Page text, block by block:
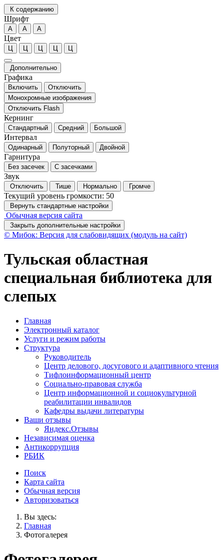
К содержанию
Шрифт
А А А
Цвет
Ц Ц Ц Ц Ц
Дополнительно
Графика
Включить
Отключить
Монохромные изображения
Отключить Flash
Кернинг
Стандартный Средний Большой
Интервал
Одинарный Полуторный Двойной
Гарнитура
Без засечек С засечками
Звук
Отключить Тише Нормально Громче
Текущий уровень громкости: 50
Вернуть стандартные настройки
Обычная версия сайта
Закрыть дополнительные настройки
© Мибок: Версия для слабовидящих (модуль на сайт)
Тульская областная
специальная библиотека для
слепых
Главная
Электронный каталог
Услуги и режим работы
Структура
Руководитель
Центр делового, досугового и адаптивного чтения
Тифлоинформационный центр
Социально-правовая служба
Центр информационной и социокультурной
реабилитации инвалидов
Кафедры выдачи литературы
Ваши отзывы
Яндекс.Отзывы
Независимая оценка
Антикоррупция
РБИК
Поиск
Карта сайта
Обычная версия
Авторизоваться
Вы здесь:
Главная
Фотогалерея